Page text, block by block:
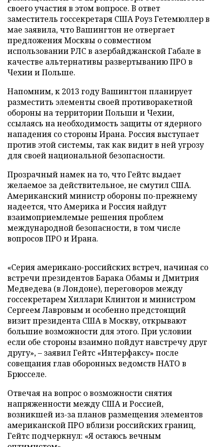
своего участия в этом вопросе. В ответ
заместитель госсекретаря США Роуз Гетемюллер в
мае заявила, что Вашингтон не отвергает
предложения Москвы о совместном
использовании РЛС в азербайджанской Габале в
качестве альтернативы развертыванию ПРО в
Чехии и Польше.
Напомним, к 2013 году Вашингтон планирует
разместить элементы своей противоракетной
обороны на территории Польши и Чехии,
ссылаясь на необходимость защиты от ядерного
нападения со стороны Ирана. Россия выступает
против этой системы, так как видит в ней угрозу
для своей национальной безопасности.
Прозрачный намек на то, что Гейтс выдает
желаемое за действительное, не смутил США.
Американский министр обороны по-прежнему
надеется, что Америка и Россия найдут
взаимоприемлемые решения проблем
международной безопасности, в том числе
вопросов ПРО и Ирана.
«Серия американо-российских встреч, начиная со
встречи президентов Барака Обамы и Дмитрия
Медведева (в Лондоне), переговоров между
госсекретарем Хиллари Клинтон и министром
Сергеем Лавровым и особенно предстоящий
визит президента США в Москву, открывают
большие возможности для этого. При условии
если обе стороны взаимно пойдут навстречу друг
другу», – заявил Гейтс «Интерфаксу» после
совещания глав оборонных ведомств НАТО в
Брюсселе.
Отвечая на вопрос о возможности снятия
напряженности между США и Россией,
возникшей из-за планов размещения элементов
американской ПРО вблизи российских границ,
Гейтс подчеркнул: «Я остаюсь вечным